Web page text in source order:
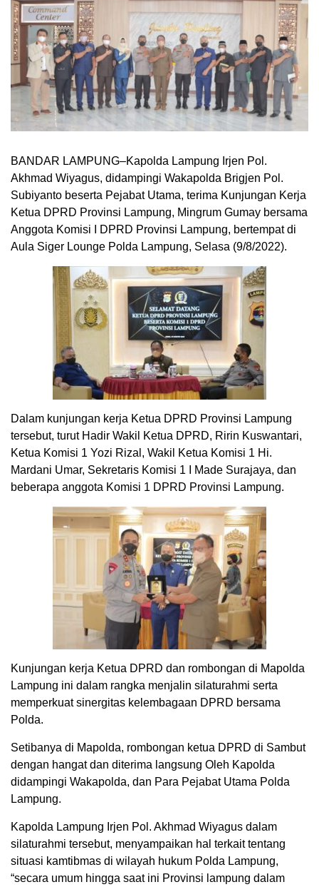
BANDAR LAMPUNG–Kapolda Lampung Irjen Pol.
Akhmad Wiyagus, didampingi Wakapolda Brigjen Pol.
Subiyanto beserta Pejabat Utama, terima Kunjungan Kerja
Ketua DPRD Provinsi Lampung, Mingrum Gumay bersama
Anggota Komisi I DPRD Provinsi Lampung, bertempat di
Aula Siger Lounge Polda Lampung, Selasa (9/8/2022).
Dalam kunjungan kerja Ketua DPRD Provinsi Lampung
tersebut, turut Hadir Wakil Ketua DPRD, Ririn Kuswantari,
Ketua Komisi 1 Yozi Rizal, Wakil Ketua Komisi 1 Hi.
Mardani Umar, Sekretaris Komisi 1 I Made Surajaya, dan
beberapa anggota Komisi 1 DPRD Provinsi Lampung.
Kunjungan kerja Ketua DPRD dan rombongan di Mapolda
Lampung ini dalam rangka menjalin silaturahmi serta
memperkuat sinergitas kelembagaan DPRD bersama
Polda.
Setibanya di Mapolda, rombongan ketua DPRD di Sambut
dengan hangat dan diterima langsung Oleh Kapolda
didampingi Wakapolda, dan Para Pejabat Utama Polda
Lampung.
Kapolda Lampung Irjen Pol. Akhmad Wiyagus dalam
silaturahmi tersebut, menyampaikan hal terkait tentang
situasi kamtibmas di wilayah hukum Polda Lampung,
“secara umum hingga saat ini Provinsi lampung dalam